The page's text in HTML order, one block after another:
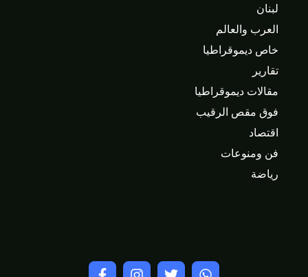
لبنان
العرب والعالم
خاص ديموقراطيا
تقارير
مقالات ديموقراطيا
فوق مقص الرقيب
اقتصاد
فن ومنوعات
رياضة